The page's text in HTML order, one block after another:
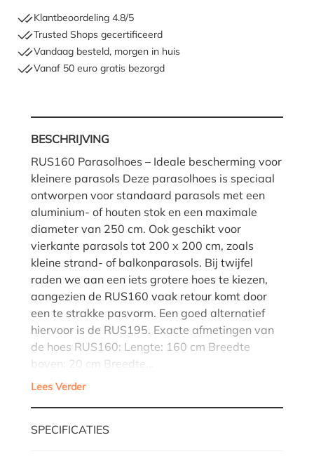
Klantbeoordeling 4.8/5
Trusted Shops gecertificeerd
Vandaag besteld, morgen in huis
Vanaf 50 euro gratis bezorgd
BESCHRIJVING
RUS160 Parasolhoes – Ideale bescherming voor
kleinere parasols Deze parasolhoes is speciaal
ontworpen voor standaard parasols met een
aluminium- of houten stok en een maximale
diameter van 250 cm. Ook geschikt voor
vierkante parasols tot 200 x 200 cm, zoals
kleine strand- of balkonparasols. Bij twijfel
raden we aan een iets grotere hoes te kiezen,
aangezien de RUS160 vaak retour komt door
een te strakke pasvorm. Een goed alternatief
hiervoor is de RUS195. Exacte afmetingen van
de hoes RUS160: Lengte: 160 cm Breedte
boven: 20 cm Breedte…
Lees Verder
SPECIFICATIES